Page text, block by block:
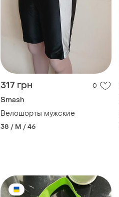
317 грн 0
Smash
Велошорты мужские
38 / M / 46